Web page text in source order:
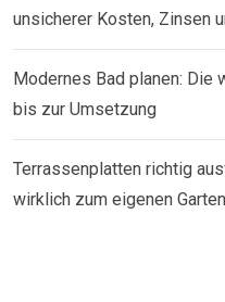
unsicherer Kosten, Zinsen
Modernes Bad planen: Die
bis zur Umsetzung
Terrassenplatten richtig
wirklich zum eigenen